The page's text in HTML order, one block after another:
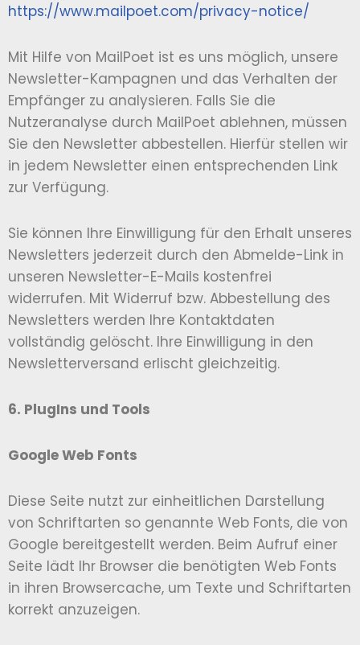
https://www.mailpoet.com/privacy-notice/
Mit Hilfe von MailPoet ist es uns möglich, unsere
Newsletter-Kampagnen und das Verhalten der
Empfänger zu analysieren. Falls Sie die
Nutzeranalyse durch MailPoet ablehnen, müssen
Sie den Newsletter abbestellen. Hierfür stellen wir
in jedem Newsletter einen entsprechenden Link
zur Verfügung.
Sie können Ihre Einwilligung für den Erhalt unseres
Newsletters jederzeit durch den Abmelde-Link in
unseren Newsletter-E-Mails kostenfrei
widerrufen. Mit Widerruf bzw. Abbestellung des
Newsletters werden Ihre Kontaktdaten
vollständig gelöscht. Ihre Einwilligung in den
Newsletterversand erlischt gleichzeitig.
6. PlugIns und Tools
Google Web Fonts
Diese Seite nutzt zur einheitlichen Darstellung
von Schriftarten so genannte Web Fonts, die von
Google bereitgestellt werden. Beim Aufruf einer
Seite lädt Ihr Browser die benötigten Web Fonts
in ihren Browsercache, um Texte und Schriftarten
korrekt anzuzeigen.